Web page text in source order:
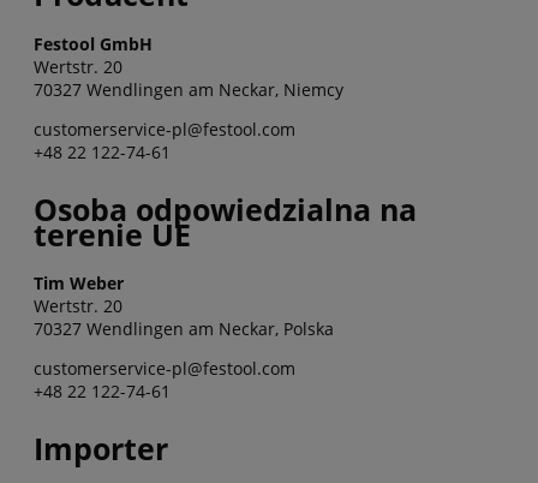
Festool GmbH
Wertstr. 20
70327 Wendlingen am Neckar, Niemcy
customerservice-pl@festool.com
+48 22 122-74-61
Osoba odpowiedzialna na
terenie UE
Tim Weber
Wertstr. 20
70327 Wendlingen am Neckar, Polska
customerservice-pl@festool.com
+48 22 122-74-61
Importer